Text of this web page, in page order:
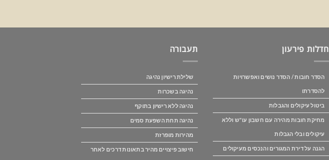
חדלות פירעון
הסדר חובות / הסדר נושים ואפשרויות
להסדרתו
ביטול עיקולים והגבלות
מחיקת חובות מהירה עם חשבון עו"ש וללא
עיקולים ובלי הגבלות
הגנה על דירת המגורים והנכסים מעיקולים
תעבורה
שלילת רישיון נהיגה
נהיגה בשכרות
נהיגה ללא רישיון בתוקף
נהיגה תחת השפעת סמים
מהירות מופרזת
חישוב פיצויים מהיר בתאונות דרכים לאחר